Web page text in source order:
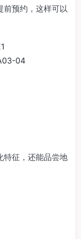
前预约，这样可以
04
特征，还能品尝地